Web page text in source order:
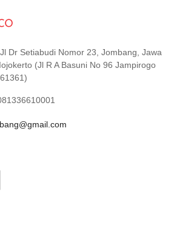
Dr Setiabudi Nomor 23, Jombang, Jawa
(Jl R A Basuni No 96 Jampirogo